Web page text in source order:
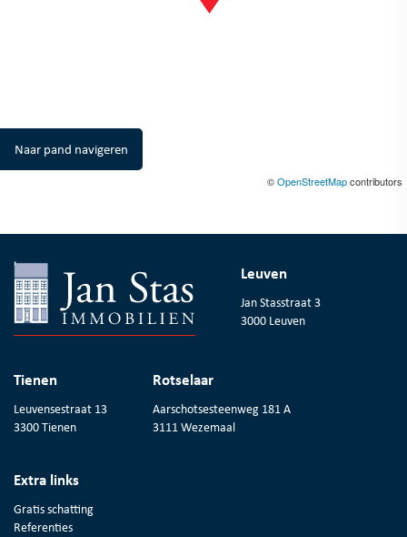
Naar pand navigeren
©OpenStreetMapcontributors
Leuven
Jan Stasstraat 3
3000 Leuven
Tienen
Leuvensestraat 13
3300 Tienen
Rotselaar
Aarschotsesteenweg 181 A
3111 Wezemaal
Extra links
Gratis schatting
Referenties